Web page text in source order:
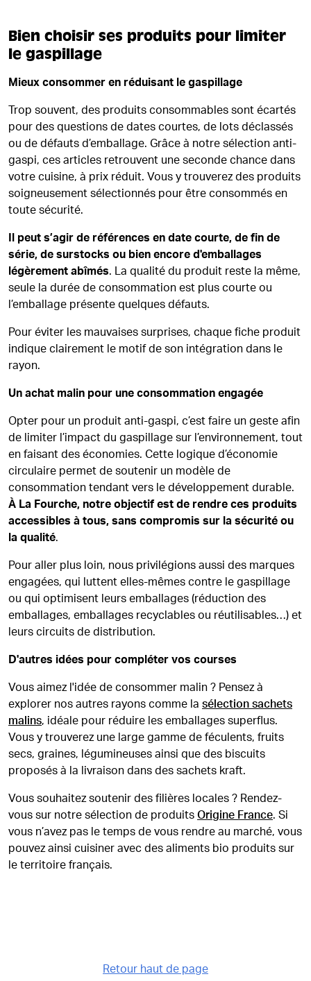
Retour haut de page
Bien choisir ses produits pour limiter
le gaspillage
Mieux consommer en réduisant le gaspillage
Trop souvent, des produits consommables sont écartés
pour des questions de dates courtes, de lots déclassés
ou de défauts d’emballage. Grâce à notre sélection anti-
gaspi, ces articles retrouvent une seconde chance dans
votre cuisine, à prix réduit. Vous y trouverez des produits
soigneusement sélectionnés pour être consommés en
toute sécurité.
Il peut s’agir de références en date courte, de fin de
série, de surstocks ou bien encore d'emballages
légèrement abîmés. La qualité du produit reste la même,
seule la durée de consommation est plus courte ou
l’emballage présente quelques défauts.
Pour éviter les mauvaises surprises, chaque fiche produit
indique clairement le motif de son intégration dans le
rayon.
Un achat malin pour une consommation engagée
Opter pour un produit anti-gaspi, c’est faire un geste afin
de limiter l’impact du gaspillage sur l’environnement, tout
en faisant des économies. Cette logique d’économie
circulaire permet de soutenir un modèle de
consommation tendant vers le développement durable.
À La Fourche, notre objectif est de rendre ces produits
accessibles à tous, sans compromis sur la sécurité ou
la qualité.
Pour aller plus loin, nous privilégions aussi des marques
engagées, qui luttent elles-mêmes contre le gaspillage
ou qui optimisent leurs emballages (réduction des
emballages, emballages recyclables ou réutilisables…) et
leurs circuits de distribution.
D'autres idées pour compléter vos courses
Vous aimez l'idée de consommer malin ? Pensez à
explorer nos autres rayons comme la sélection sachets
malins, idéale pour réduire les emballages superflus.
Vous y trouverez une large gamme de féculents, fruits
secs, graines, légumineuses ainsi que des biscuits
proposés à la livraison dans des sachets kraft.
Vous souhaitez soutenir des filières locales ? Rendez-
vous sur notre sélection de produits Origine France. Si
vous n’avez pas le temps de vous rendre au marché, vous
pouvez ainsi cuisiner avec des aliments bio produits sur
le territoire français.